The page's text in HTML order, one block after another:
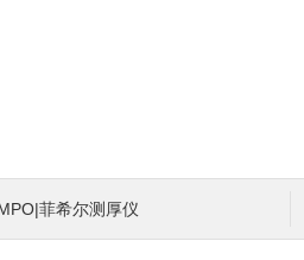
菲希尔测厚仪